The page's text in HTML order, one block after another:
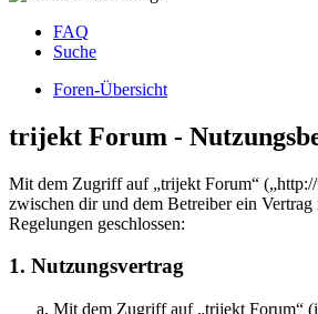
FAQ
Suche
Foren-Übersicht
trijekt Forum -
Mit dem Zugriff auf „trijekt Forum“
zwischen dir und dem Betreiber ein Vertrag
Regelungen geschlossen:
1. Nutzungsvertrag
Mit dem Zugriff auf „trijekt Forum“